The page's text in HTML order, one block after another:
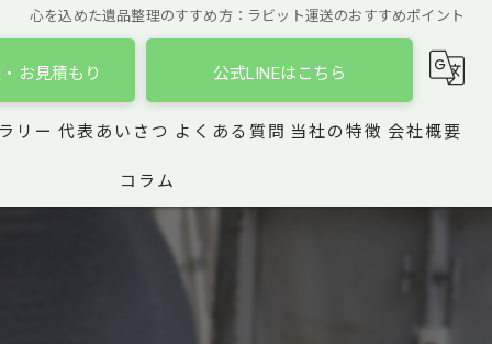
心を込めた遺品整理のすすめ方：ラビット運送のおすすめポイント
お見積もり 公式LINEはこちら
リー 代表あいさつ よくある質問 当社の特徴
引っ越し
会社概要
コラム